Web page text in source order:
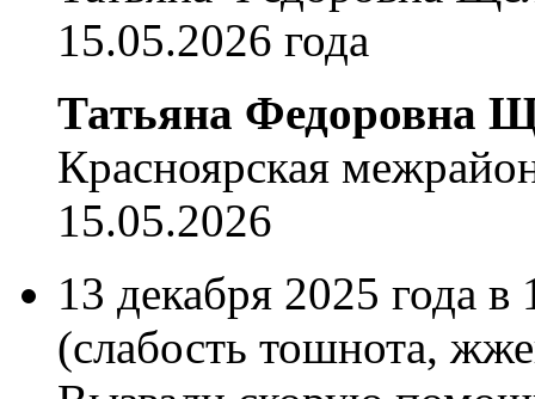
15.05.2026 года
Татьяна Федоровна
Красноярская
15.05.2026
13 декабря 2025 года
(слабость тошнота,